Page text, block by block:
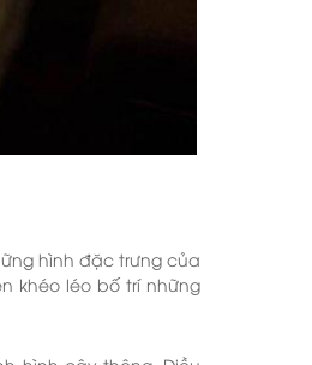
hình đặc trưng của
khéo léo bố trí những